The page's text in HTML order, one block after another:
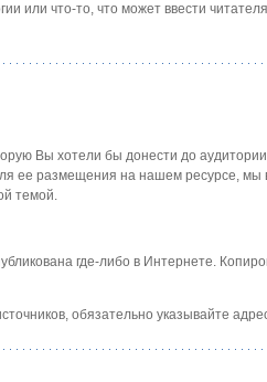
или что-то, что может ввести
Вы хотели бы донести до
ее размещения на нашем ресурсе, мы
темой.
где-либо в Интернете.
обязательно указывайте